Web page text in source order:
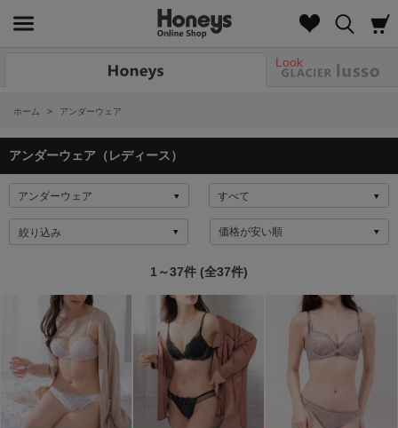
Look
ホーム > アンダーウェア
アンダーウェア（レディース）
絞り込み
1～37件 (全37件)